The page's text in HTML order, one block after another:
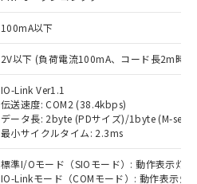
100mA以下
2V以下 (負荷電流100mA、コード長2m時)
IO-Link Ver1.1
伝送速度: COM2 (38.4kbps)
データ長: 2byte (PDサイズ)/1byte (M-
最小サイクルタイム: 2.3ms
標準I/Oモード（SIOモード）: 動作表示灯(
IO-Linkモード（COMモード）: 動作表示